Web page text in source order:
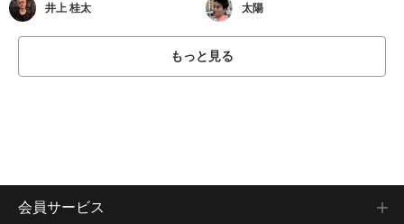
井上 桂太 太陽
もっと見る
会員サービス